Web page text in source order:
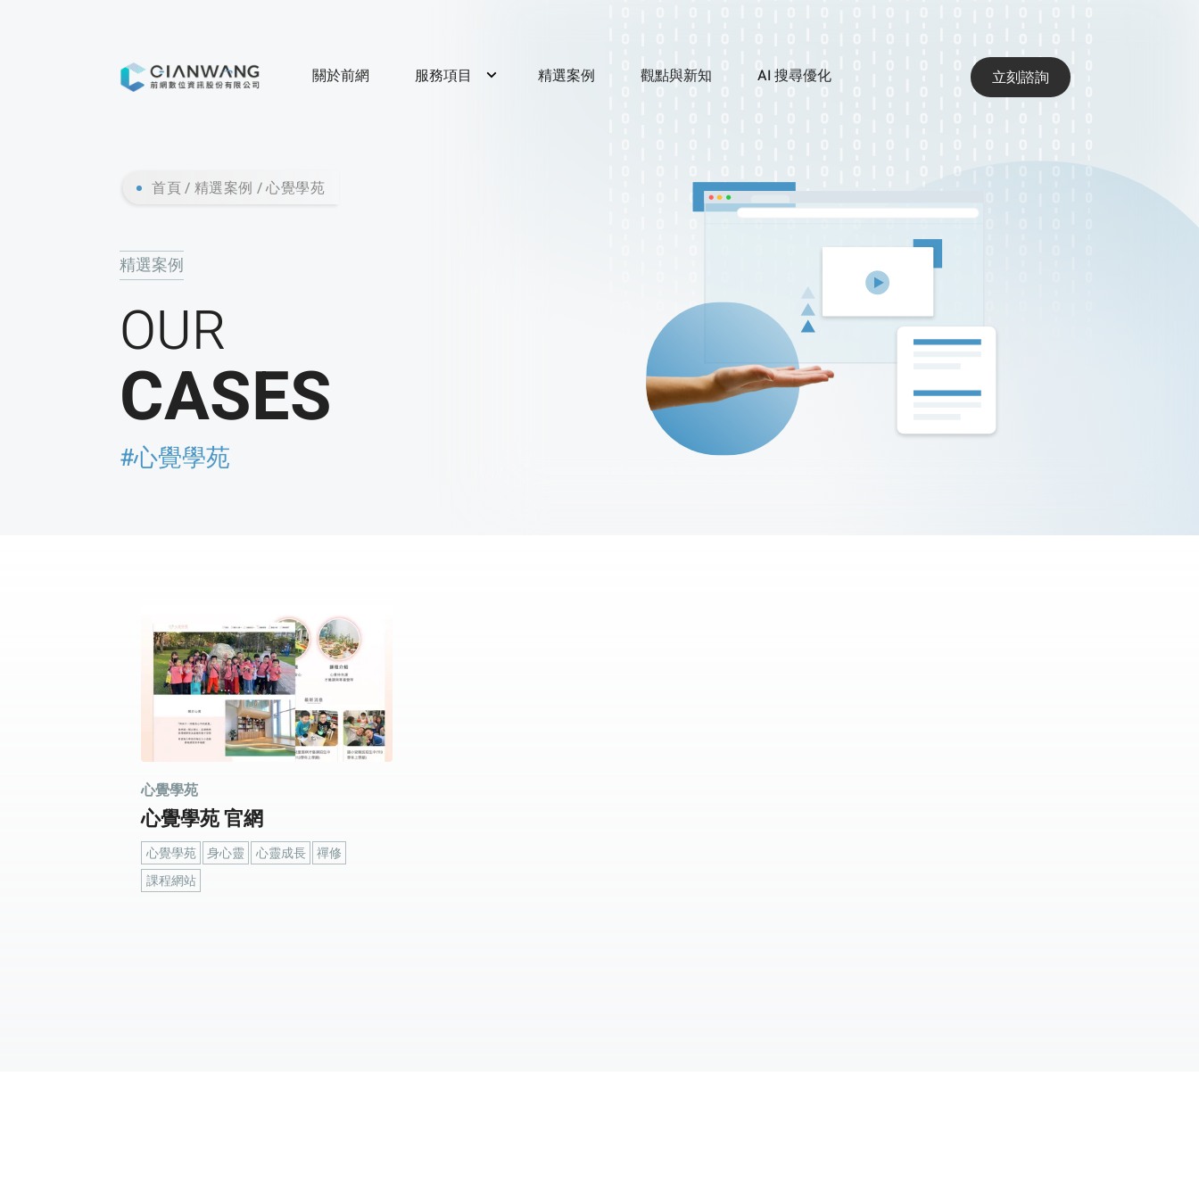
關於前網 服務項目 精選案例 觀點與新知 AI 搜尋優化 立刻諮詢
首頁 精選案例 心覺學苑
精選案例
OUR
CASES
#心覺學苑
心覺學苑
心覺學苑 官網
心覺學苑 身心靈 心靈成長 禪修
課程網站